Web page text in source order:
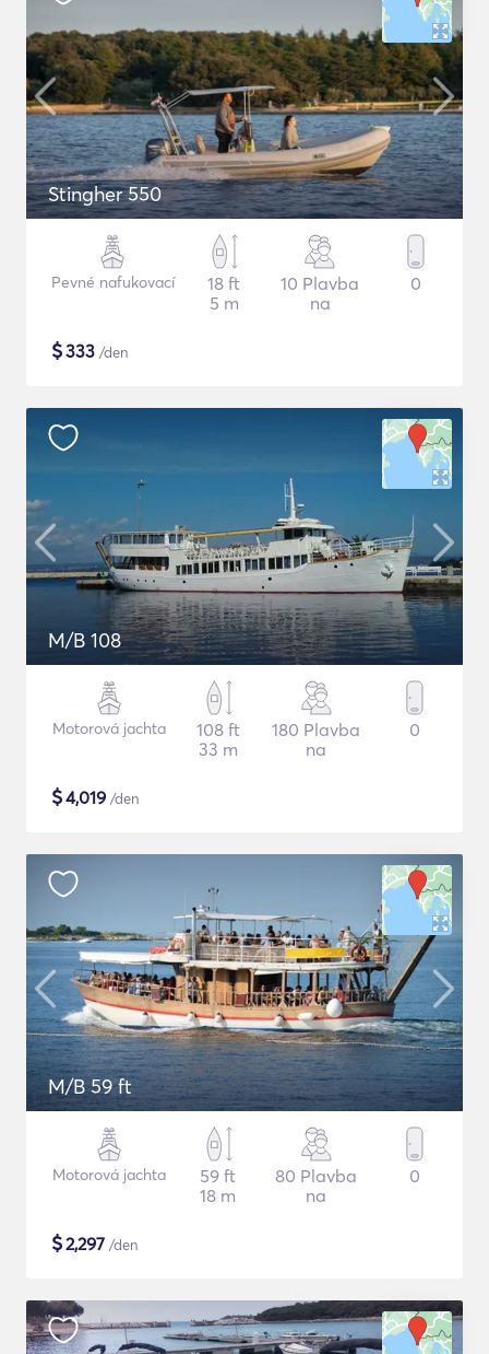
Stingher 550
Pevné nafukovací
18 ft
5 m
10 Plavba
na
0
$333 /den
M/B 108
Motorová jachta
108 ft
33 m
180 Plavba
na
0
$4,019 /den
M/B 59 ft
Motorová jachta
59 ft
18 m
80 Plavba
na
0
$2,297 /den